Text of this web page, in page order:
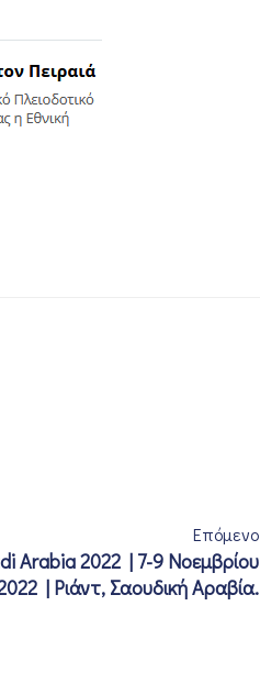
Επόμενο
Arabia 2022 | 7-9 Νοεμβρίου
| Ριάντ, Σαουδική Αραβία.